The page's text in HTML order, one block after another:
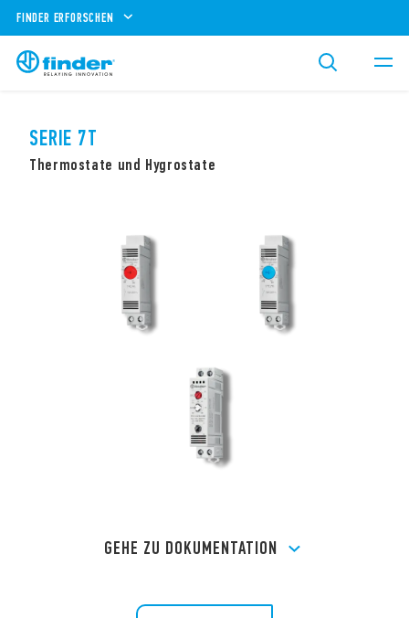
FINDER ERFORSCHEN
SERIE 7T
Thermostate und Hygrostate
GEHE ZU DOKUMENTATION